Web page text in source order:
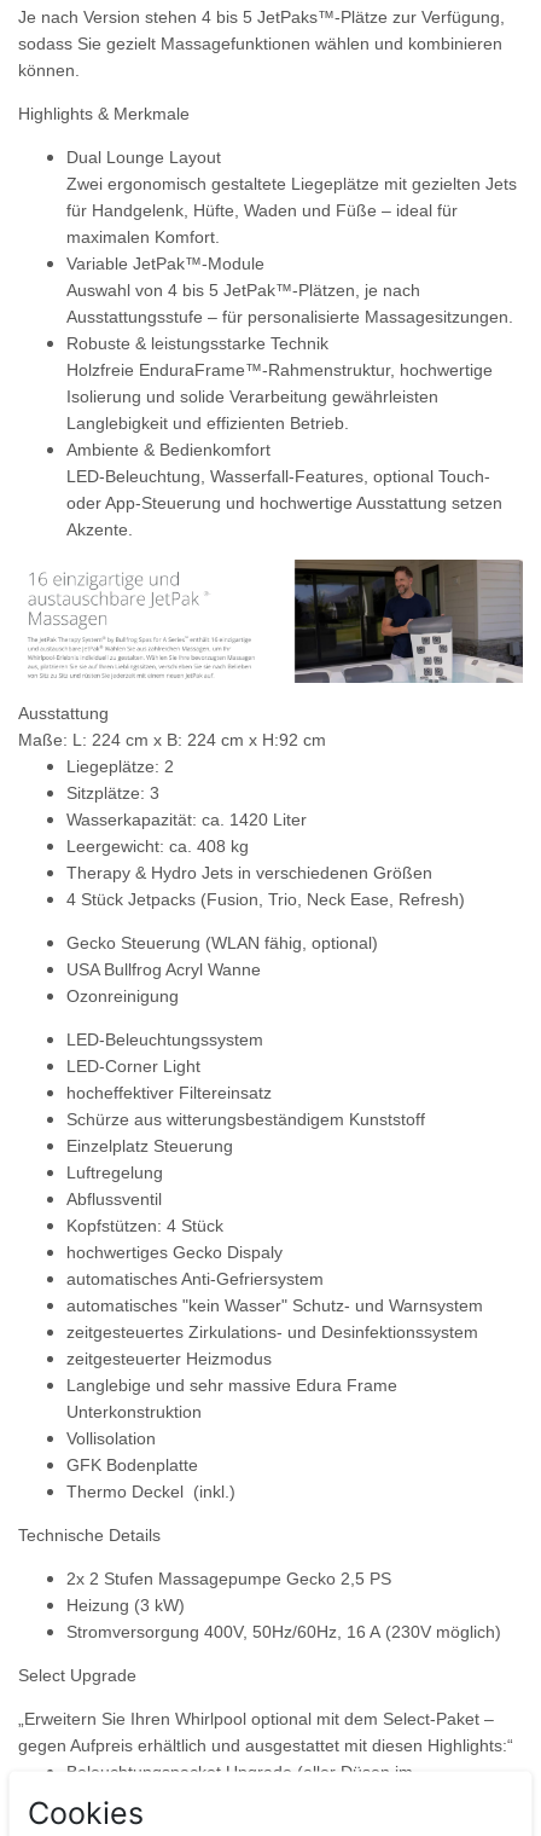
Je nach Version stehen 4 bis 5 JetPaks™-Plätze zur Verfügung,
sodass Sie gezielt Massagefunktionen wählen und kombinieren
können.
Highlights & Merkmale
Dual Lounge Layout
Zwei ergonomisch gestaltete Liegeplätze mit gezielten Jets
für Handgelenk, Hüfte, Waden und Füße – ideal für
maximalen Komfort.
Variable JetPak™-Module
Auswahl von 4 bis 5 JetPak™-Plätzen, je nach
Ausstattungsstufe – für personalisierte Massagesitzungen.
Robuste & leistungsstarke Technik
Holzfreie EnduraFrame™-Rahmenstruktur, hochwertige
Isolierung und solide Verarbeitung gewährleisten
Langlebigkeit und effizienten Betrieb.
Ambiente & Bedienkomfort
LED-Beleuchtung, Wasserfall-Features, optional Touch-
oder App-Steuerung und hochwertige Ausstattung setzen
Akzente.
Ausstattung
Maße: L: 224 cm x B: 224 cm x H:92 cm
Liegeplätze: 2
Sitzplätze: 3
Wasserkapazität: ca. 1420 Liter
Leergewicht: ca. 408 kg
Therapy & Hydro Jets in verschiedenen Größen
4 Stück Jetpacks (Fusion, Trio, Neck Ease, Refresh)
Gecko Steuerung (WLAN fähig, optional)
USA Bullfrog Acryl Wanne
Ozonreinigung
LED-Beleuchtungssystem
LED-Corner Light
hocheffektiver Filtereinsatz
Schürze aus witterungsbeständigem Kunststoff
Einzelplatz Steuerung
Luftregelung
Abflussventil
Kopfstützen: 4 Stück
hochwertiges Gecko Dispaly
automatisches Anti-Gefriersystem
automatisches "kein Wasser" Schutz- und Warnsystem
zeitgesteuertes Zirkulations- und Desinfektionssystem
zeitgesteuerter Heizmodus
Langlebige und sehr massive Edura Frame
Unterkonstruktion
Vollisolation
GFK Bodenplatte
Thermo Deckel (inkl.)
Technische Details
2x 2 Stufen Massagepumpe Gecko 2,5 PS
Heizung (3 kW)
Stromversorgung 400V, 50Hz/60Hz, 16 A (230V möglich)
Select Upgrade
„Erweitern Sie Ihren Whirlpool optional mit dem Select-Paket –
gegen Aufpreis erhältlich und ausgestattet mit diesen Highlights:“
Beleuchtungspacket Upgrade (aller Düsen im
Rückenbereich)
Web Paket (Bequem Ihren Pool von unterwegs aus
Cookies